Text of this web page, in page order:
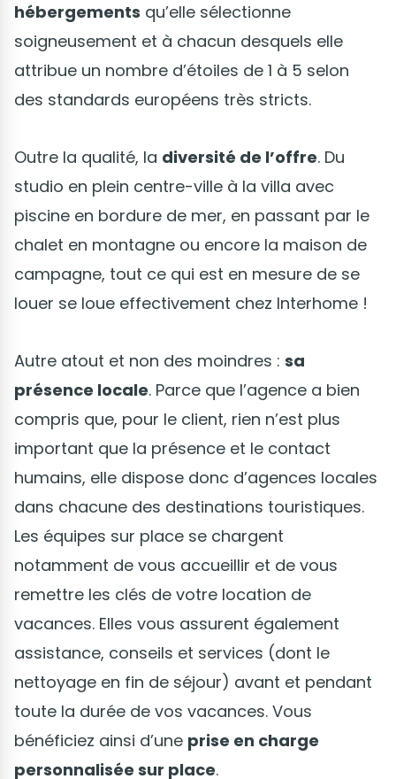
hébergements qu’elle sélectionne
soigneusement et à chacun desquels elle
attribue un nombre d’étoiles de 1 à 5 selon
des standards européens très stricts.
Outre la qualité, la diversité de l’offre. Du
studio en plein centre-ville à la villa avec
piscine en bordure de mer, en passant par le
chalet en montagne ou encore la maison de
campagne, tout ce qui est en mesure de se
louer se loue effectivement chez Interhome !
Autre atout et non des moindres : sa
présence locale. Parce que l’agence a bien
compris que, pour le client, rien n’est plus
important que la présence et le contact
humains, elle dispose donc d’agences locales
dans chacune des destinations touristiques.
Les équipes sur place se chargent
notamment de vous accueillir et de vous
remettre les clés de votre location de
vacances. Elles vous assurent également
assistance, conseils et services (dont le
nettoyage en fin de séjour) avant et pendant
toute la durée de vos vacances. Vous
bénéficiez ainsi d’une prise en charge
personnalisée sur place.